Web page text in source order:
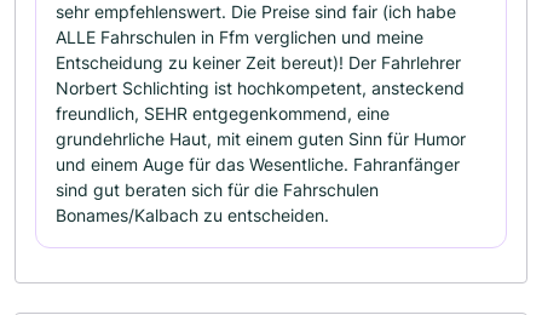
sehr empfehlenswert. Die Preise sind fair (ich habe
ALLE Fahrschulen in Ffm verglichen und meine
Entscheidung zu keiner Zeit bereut)! Der Fahrlehrer
Norbert Schlichting ist hochkompetent, ansteckend
freundlich, SEHR entgegenkommend, eine
grundehrliche Haut, mit einem guten Sinn für Humor
und einem Auge für das Wesentliche. Fahranfänger
sind gut beraten sich für die Fahrschulen
Bonames/Kalbach zu entscheiden.